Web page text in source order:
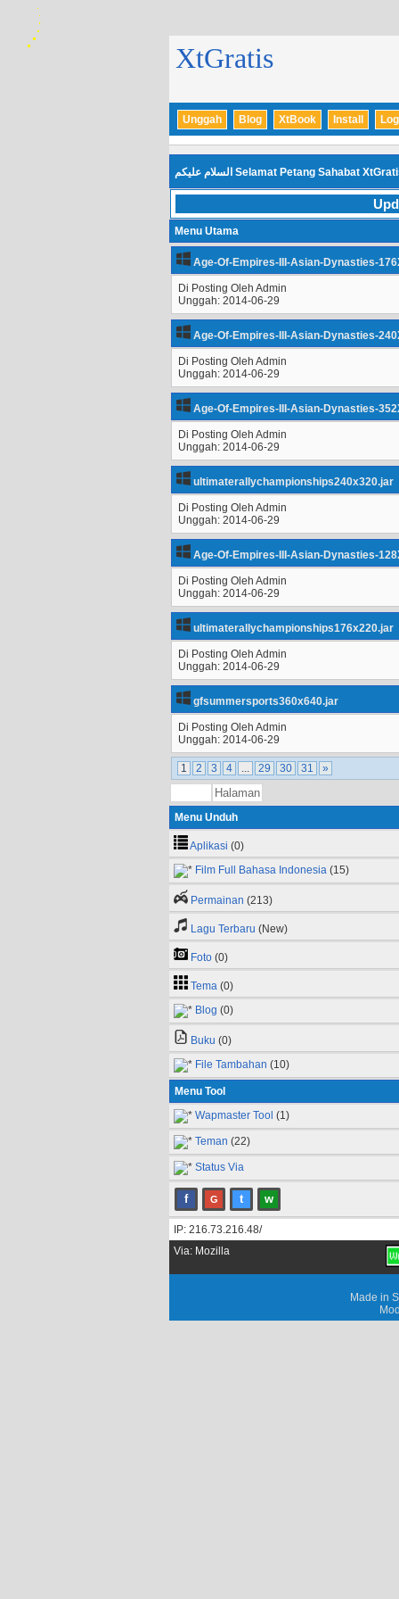
XtGratis
Unggah Blog XtBook Install
Selamat Petang Sahabat
Menu Utama
Age-Of-Empires-III-Asian-Dynasties-
Di Posting Oleh Admin
Unggah: 2014-06-29
Age-Of-Empires-III-Asian-Dynasties-
Di Posting Oleh Admin
Unggah: 2014-06-29
Age-Of-Empires-III-Asian-Dynasties-
Di Posting Oleh Admin
Unggah: 2014-06-29
ultimaterallychampionships240x320.jar
Di Posting Oleh Admin
Unggah: 2014-06-29
Age-Of-Empires-III-Asian-Dynasties-
Di Posting Oleh Admin
Unggah: 2014-06-29
ultimaterallychampionships176x220.jar
Di Posting Oleh Admin
Unggah: 2014-06-29
gfsummersports360x640.jar
Di Posting Oleh Admin
Unggah: 2014-06-29
1 2 3 4 ... 29 30 31 »
Menu Unduh
Aplikasi (0)
Film Full Bahasa Indonesia (15)
Permainan (213)
Lagu Terbaru (New)
Foto (0)
Tema (0)
Blog (0)
Buku (0)
File Tambahan (10)
Menu Tool
Wapmaster Tool (1)
Teman (22)
Status Via
f G t w
IP: 216.73.216.48/
Via: Mozilla
Made in